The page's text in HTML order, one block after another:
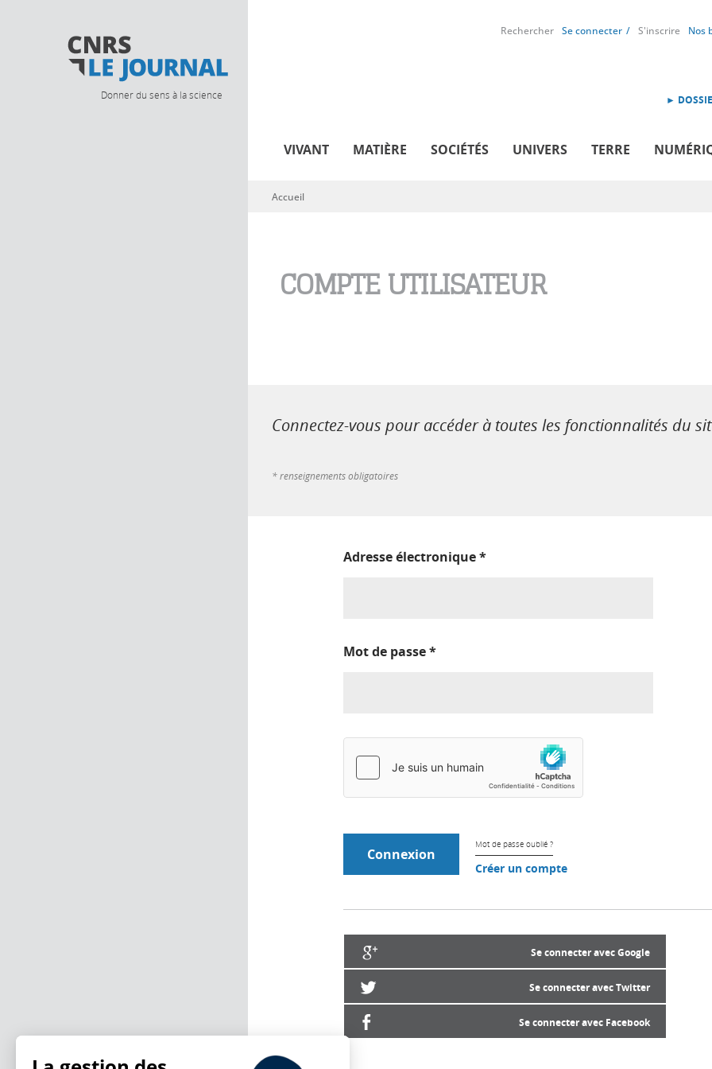
Donner du sens à la science
Rechercher Se connecter S'inscrire Nos
►
VIVANT MATIÈRE SOCIÉTÉS UNIVERS TERRE
Vous êtes ici
Accueil
COMPTE UTILISATEUR
Connectez-vous pour accéder à toutes les fonctionnalités du
* renseignements obligatoires
Adresse électronique*
Mot de passe*
Mot de passe oublié ?
Créer un compte
Se connecter avec Google
Se connecter avec Twitter
Se connecter avec Facebook